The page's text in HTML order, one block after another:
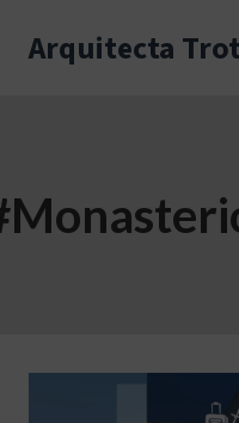
content
Arquitecta